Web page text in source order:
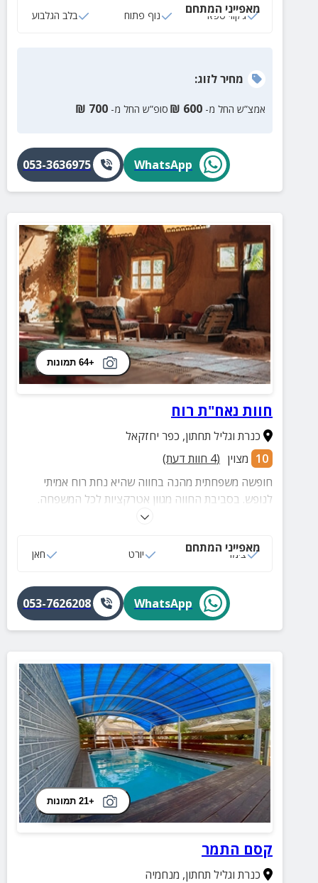
מאפייני המתחם
ג‘קוזי ספא נוף פתוח בלב הגלבוע
מחירלזוג:
אמצ”ש החל מ- 600
₪ סופ”ש החל מ- 700
₪
WhatsApp
053-3636975
+64 תמונות
חוות נאח"ת רוח
כנרת וגליל תחתון, כפר יחזקאל
10 מצוין (
4 חוות דעת)
חופשה משפחתית מהנה בחווה שהיא נחת רוח אמיתי
לנופש. בסביבת החווה מגוון אטרקציות לכל המשפחה.
במתחם החוץ מטבח חוץ, פינות ישיבה, פינת אש חיצונית,
מאפייני המתחם
צימר יורט חאן
WhatsApp
053-7626208
+21 תמונות
קסם התמר
כנרת וגליל תחתון, מנחמיה